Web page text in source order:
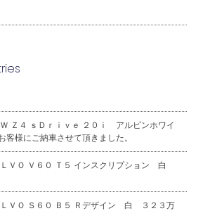
Ｗ Ｚ４ ｓＤｒｉｖｅ ２０ｉ アルピンホワイ
客様にご納車させて頂きました。
ＬＶＯ Ｖ６０ Ｔ５ インスクリプション 白
ＬＶＯ Ｓ６０ Ｂ５ Ｒデザイン 白 ３２３万